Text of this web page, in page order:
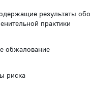
результаты
практики
обжалование
риска